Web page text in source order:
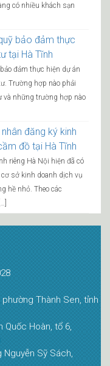
có nhiều khách sạn
bảo đảm thực
tại Hà Tĩnh
đảm thực hiện dự án
Trường hợp nào phải
và những trường hợp nào
đăng ký kinh
đồ tại Hà Tĩnh
riêng Hà Nội hiện đã có
sở kinh doanh dịch vụ
hề nhỏ. Theo các
Thành Sen, tỉnh
Quốc Hoàn, tổ 6,
Sỹ Sách,